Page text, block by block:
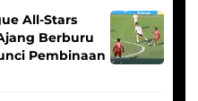
All-Stars
Berburu
Pembinaan